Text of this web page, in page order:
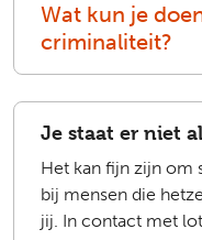
Wat kun je
criminaliteit?
Je staat er niet
Het kan fijn zijn om
bij mensen die
jij. In contact met